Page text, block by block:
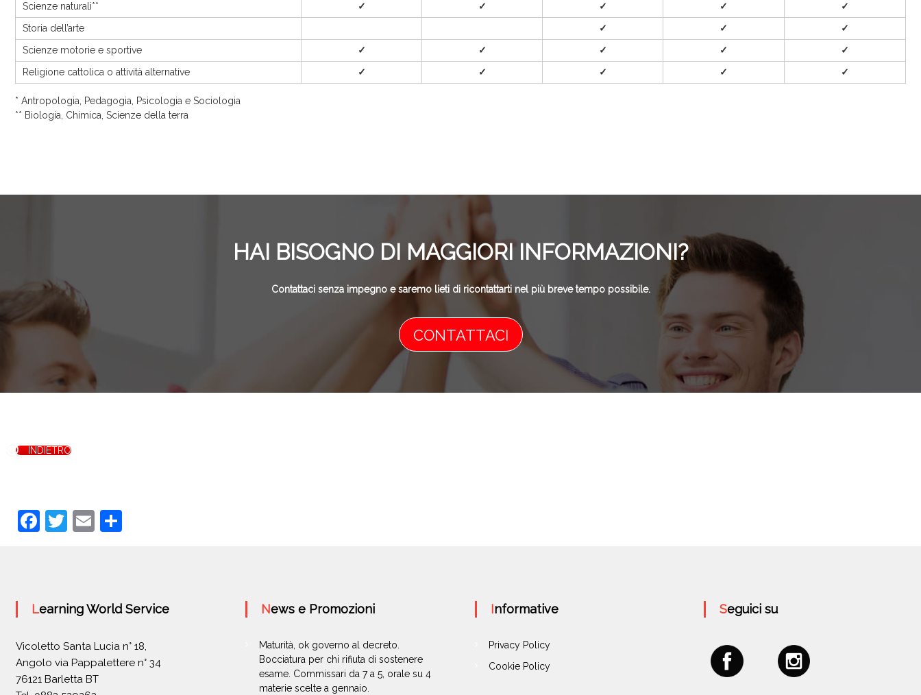
Scienze naturali**
✓ ✓ ✓ ✓
✓
Storia dell’arte
✓ ✓
✓
Scienze motorie e sportive
✓ ✓ ✓ ✓
✓
Religione cattolica o attività alternative
✓ ✓ ✓ ✓ ✓
* Antropologia, Pedagogia, Psicologia e Sociologia
** Biologia, Chimica, Scienze della terra
HAI BISOGNO DI MAGGIORI INFORMAZIONI?
Contattaci senza impegno e saremo lieti di ricontattarti nel più breve tempo possibile.
CONTATTACI
INDIETRO
F
b
o
k
T
E
vi
Learning World Service
Vicoletto Santa Lucia n° 18,
Angolo via Pappalettere n° 34
76121 Barletta BT
News e Promozioni
Maturità, ok governo al decreto.
Bocciatura per chi rifiuta di sostenere
esame. Commissari da 7 a 5, orale su 4
materie scelte a gennaio.
Informative
Privacy Policy
Cookie Policy
Seguici su